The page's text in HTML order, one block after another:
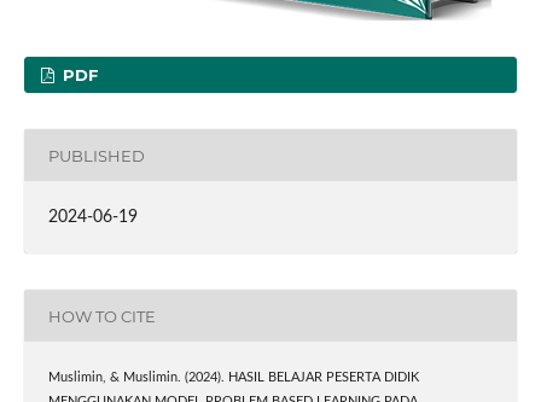
PDF
PUBLISHED
2024-06-19
HOW TO CITE
Muslimin, & Muslimin. (2024). HASIL BELAJAR PESERTA DIDIK